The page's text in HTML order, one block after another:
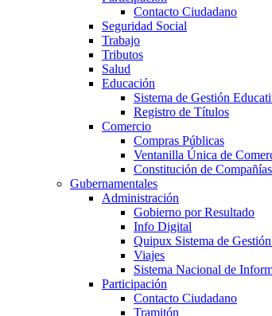
Contacto Ciudadano
Seguridad Social
Trabajo
Tributos
Salud
Educación
Sistema de Gestión
Registro de Títulos
Comercio
Compras Públicas
Ventanilla Única de
Constitución de Compañías
Gubernamentales
Administración
Gobierno por Resultado
Info Digital
Quipux Sistema de
Viajes
Sistema Nacional de
Participación
Contacto Ciudadano
Tramitón